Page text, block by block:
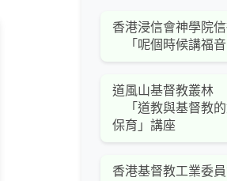
香港浸信會神學院
「呢個時候講福
道風山基督教叢林
「道教與基督教
保育」講座
香港基督教工業委